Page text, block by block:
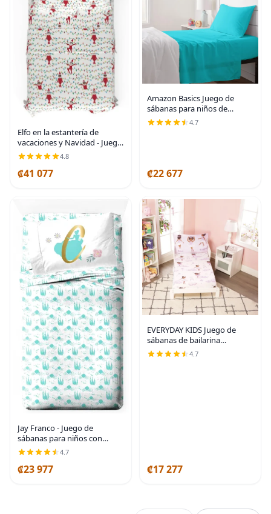
Elfo en la estantería de
vacaciones y Navidad - Juego
de sábanas súper suaves
100% algodón franela,
tamaño matrimonial,
4.8
₡41 077
Amazon Basics Juego de
sábanas para niños de
microfibra ligera, suave y fácil
de lavar, 3 piezas, tamaño
4.7
₡22 677
Jay Franco - Juego de
sábanas para niños con
sábana bajera, sábana
almohada - Ropa de cama
4.7
₡23 977
EVERYDAY KIDS Juego de
sábanas de bailarina
afroamericana para niños
pequeños
4.7
₡17 277